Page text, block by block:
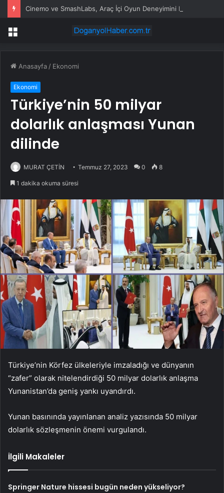
Menü
Anasayfa / Ekonomi
Ekonomi
Türkiye’nin 50 milyar
dolarlık anlaşması Yunan
dilinde
MURAT ÇETİN Temmuz 27, 2023 0 8
1 dakika okuma süresi
Türkiye’nin Körfez ülkeleriyle imzaladığı ve dünyanın
“zafer” olarak nitelendirdiği 50 milyar dolarlık anlaşma
Yunanistan’da geniş yankı uyandırdı.
Yunan basınında yayınlanan analiz yazısında 50 milyar
dolarlık sözleşmenin önemi vurgulandı.
İlgili Makaleler
Springer Nature hissesi bugün neden yükseliyor?